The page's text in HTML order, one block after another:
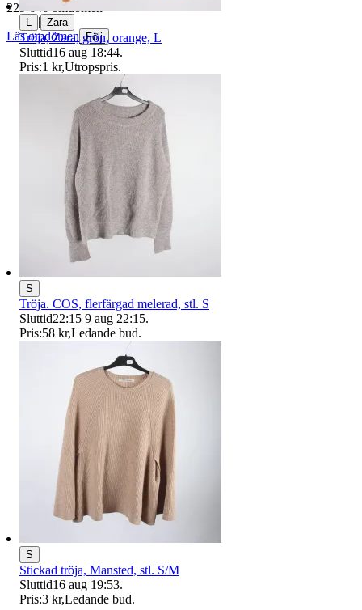
229 646 omdömen
Läs omdömen Följ
| Zara
Tröja, Zara, grön, orange, L
Sluttid16 aug 18:44.
Pris:1 kr,Utropspris.
S
Tröja. COS, flerfärgad melerad, stl. S
Sluttid22:15 9 aug 22:15.
Pris:58 kr,Ledande bud.
S
Stickad tröja, Mansted, stl. S/M
Sluttid16 aug 19:53.
Pris:3 kr,Ledande bud.